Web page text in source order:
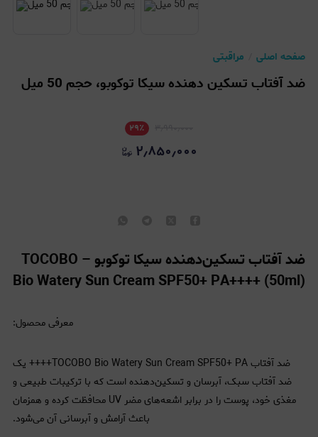
صفحه اصلی مراقبتی
ضد آفتاب تسکین دهنده سیکا توکوبو، حجم 50 میل
۲۹٪
۲٫۸۵۰٫۰۰۰
ضد آفتاب تسکین‌دهنده سیکا توکوبو – TOCOBO
Bio Watery Sun Cream SPF50+ PA++++ (50ml)
معرفی محصول:
ضد آفتاب TOCOBO Bio Watery Sun Cream SPF50+ PA++++ یک
ضد آفتاب سبک، آبرسان و تسکین‌دهنده است که با ترکیبات طبیعی و
مغذی خود، پوست را در برابر اشعه‌های مضر UV محافظت کرده و همزمان
باعث آرامش و آبرسانی آن می‌شود.